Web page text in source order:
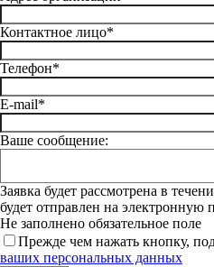
Контактное лицо*
Телефон*
E-mail*
Ваше сообщение:
Заявка будет рассмотрена в
будет отправлен на электронную
Не заполнено обязательное поле
Прежде чем нажать кнопку,
ваших персональных данных